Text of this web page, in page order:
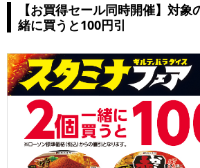
【お買得セール同時開催】対
緒に買うと100円引